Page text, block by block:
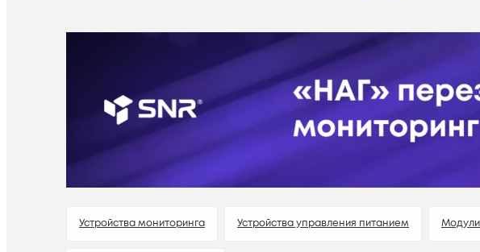
Устройства мониторинга Устройства управления питанием